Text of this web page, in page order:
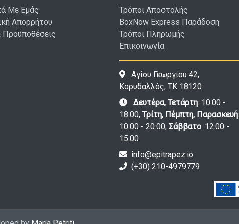
Με Εμάς
Απορρήτου
Προϋποθέσεις
Τρόποι Αποστολής
BoxNow Express Παράδοση
Τρόποι Πληρωμής
Επικοινωνία
Αγίου Γεωργίου 42,
Κορυδαλλός, ΤΚ 18120
Δευτέρα, Τετάρτη: 10:00 -
18:00, Τρίτη, Πέμπτη, Παρασκευή:
10:00 - 20:00, Σάββατο: 12:00 -
15:00
info@epitrapez.io
(+30) 210-4979779